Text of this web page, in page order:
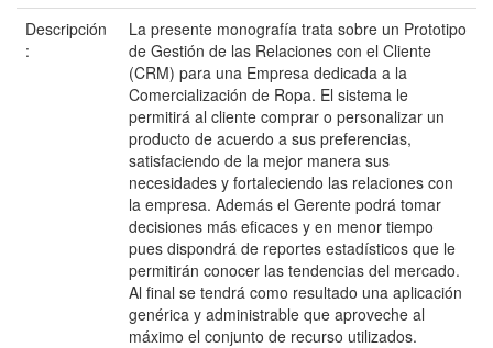
Descripción
:
La presente monografía trata sobre un Prototipo
de Gestión de las Relaciones con el Cliente
(CRM) para una Empresa dedicada a la
Comercialización de Ropa. El sistema le
permitirá al cliente comprar o personalizar un
producto de acuerdo a sus preferencias,
satisfaciendo de la mejor manera sus
necesidades y fortaleciendo las relaciones con
la empresa. Además el Gerente podrá tomar
decisiones más eficaces y en menor tiempo
pues dispondrá de reportes estadísticos que le
permitirán conocer las tendencias del mercado.
Al final se tendrá como resultado una aplicación
genérica y administrable que aproveche al
máximo el conjunto de recurso utilizados.